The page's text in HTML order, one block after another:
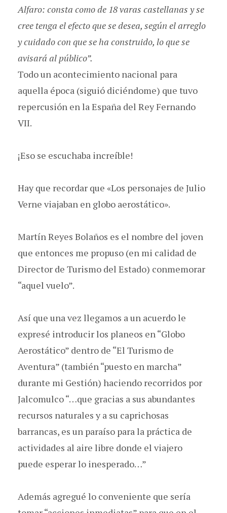
Alfaro: consta como de 18 varas castellanas y se
cree tenga el efecto que se desea, según el arreglo
y cuidado con que se ha construido, lo que se
avisará al público”.
Todo un acontecimiento nacional para
aquella época (siguió diciéndome) que tuvo
repercusión en la España del Rey Fernando
VII.
¡Eso se escuchaba increíble!
Hay que recordar que «Los personajes de Julio
Verne viajaban en globo aerostático».
Martín Reyes Bolaños es el nombre del joven
que entonces me propuso (en mi calidad de
Director de Turismo del Estado) conmemorar
“aquel vuelo”.
Así que una vez llegamos a un acuerdo le
expresé introducir los planeos en “Globo
Aerostático” dentro de “El Turismo de
Aventura” (también “puesto en marcha”
durante mi Gestión) haciendo recorridos por
Jalcomulco “…que gracias a sus abundantes
recursos naturales y a su caprichosas
barrancas, es un paraíso para la práctica de
actividades al aire libre donde el viajero
puede esperar lo inesperado…”
Además agregué lo conveniente que sería